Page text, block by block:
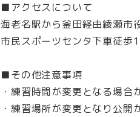
■アクセスについて
海老名駅から釜田経由綾瀬市
市民スポーツセンタ下車徒歩
■その他注意事項
・練習時間が変更となる場合
・練習場所が変更となり公開